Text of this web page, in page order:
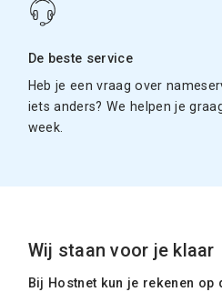
De beste service
Heb je een vraag over
iets anders? We helpen je
week.
Wij staan voor je klaar
Bij Hostnet kun je rekenen op